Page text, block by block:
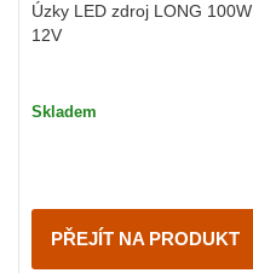
Úzky LED zdroj LONG 100W
12V
Skladem
PŘEJÍT NA PRODUKT